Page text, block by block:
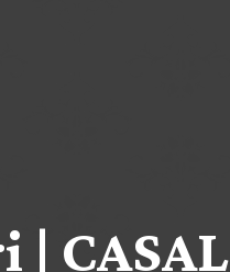
| CASAL